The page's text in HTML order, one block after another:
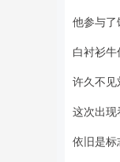
他参与了
白衬衫
许久不见
这次出现
依旧是标